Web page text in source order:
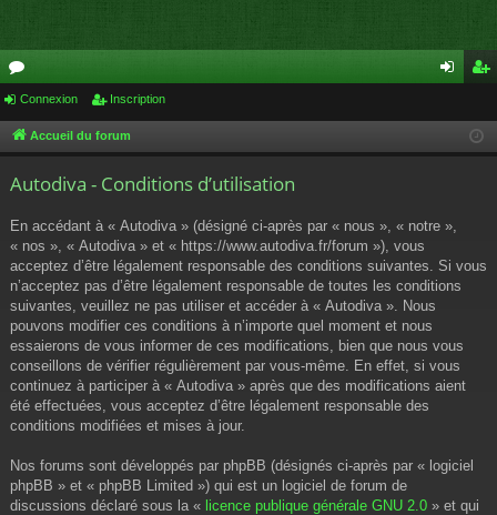
or
u cri
Connexion Inscription
Accueil du forum
Autodiva - Conditions d’utilisation
En accédant à « Autodiva » (désigné ci-après par « nous », « notre »,
« nos », « Autodiva » et « https://www.autodiva.fr/forum »), vous
acceptez d’être légalement responsable des conditions suivantes. Si vous
n’acceptez pas d’être légalement responsable de toutes les conditions
suivantes, veuillez ne pas utiliser et accéder à « Autodiva ». Nous
pouvons modifier ces conditions à n’importe quel moment et nous
essaierons de vous informer de ces modifications, bien que nous vous
conseillons de vérifier régulièrement par vous-même. En effet, si vous
continuez à participer à « Autodiva » après que des modifications aient
été effectuées, vous acceptez d’être légalement responsable des
conditions modifiées et mises à jour.
Nos forums sont développés par phpBB (désignés ci-après par « logiciel
phpBB » et « phpBB Limited ») qui est un logiciel de forum de
discussions déclaré sous la « licence publique générale GNU 2.0 » et qui